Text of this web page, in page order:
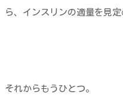
ら、インスリンの適量を見定
それからもうひとつ。